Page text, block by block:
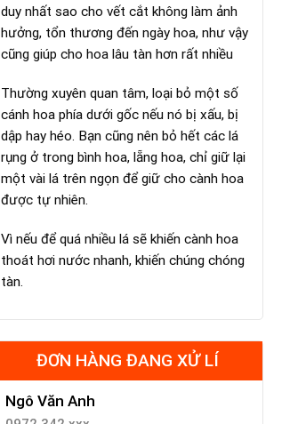
duy nhất sao cho vết cắt không làm ảnh
hưởng, tổn thương đến ngày hoa, như vậy
cũng giúp cho hoa lâu tàn hơn rất nhiều
Thường xuyên quan tâm, loại bỏ một số
cánh hoa phía dưới gốc nếu nó bị xấu, bị
dập hay héo. Bạn cũng nên bỏ hết các lá
rụng ở trong bình hoa, lẵng hoa, chỉ giữ lại
một vài lá trên ngọn để giữ cho cành hoa
được tự nhiên.
Vì nếu để quá nhiều lá sẽ khiến cành hoa
thoát hơi nước nhanh, khiến chúng chóng
tàn.
ĐƠN HÀNG ĐANG XỬ LÍ
Ngô Văn Anh